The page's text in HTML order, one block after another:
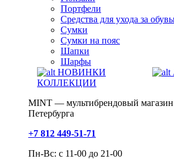
Портфели
Средства для ухода за
Сумки
Сумки на пояс
Шапки
Шарфы
НОВИНКИ
КОЛЛЕКЦИИ
MINT — мультибрендовый магазин
Петербурга
+7 812 449-51-71
Пн-Вс: с 11-00 до 21-00